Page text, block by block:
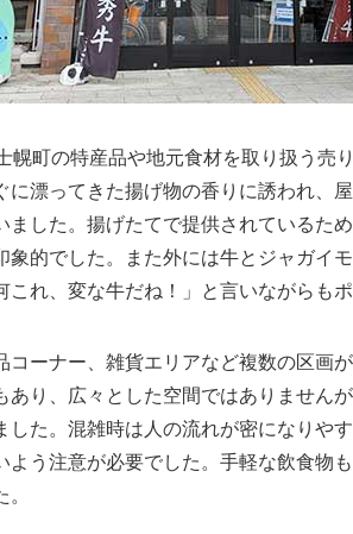
幌町の特産品や地元食材を取り扱う売
に漂ってきた揚げ物の香りに誘われ、
ました。揚げたてで提供されているた
象的でした。また外には牛とジャガイ
これ、変な牛だね！」と言いながらも
コーナー、雑貨エリアなど複数の区画
あり、広々とした空間ではありません
した。混雑時は人の流れが密になりや
よう注意が必要でした。手軽な飲食物